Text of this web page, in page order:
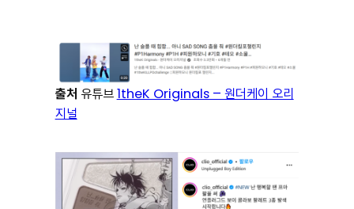
출처 유튜브1theK Originals – 원더케이 오리
지널